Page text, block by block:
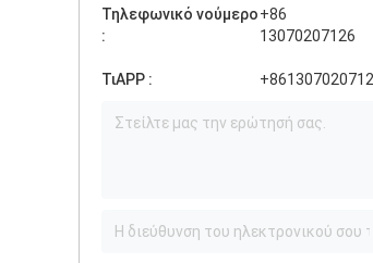
Τηλεφωνικό νούμερο
:
+86
13070207126
ΤιAPP :